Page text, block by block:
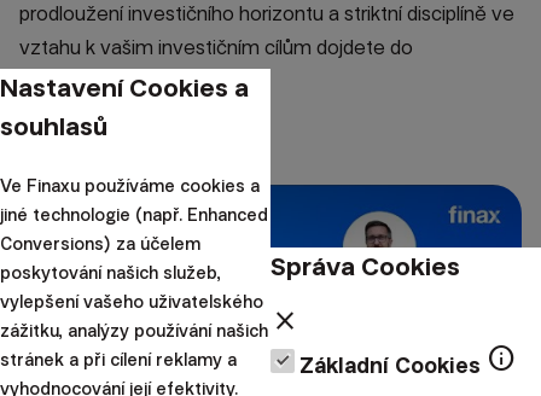
prodloužení investičního horizontu a striktní disciplíně ve
vztahu k vašim investičním cílům dojdete do
investičního zenu.
Nastavení Cookies a
souhlasů
Ve Finaxu používáme cookies a
jiné technologie (např. Enhanced
Conversions) za účelem
poskytování našich služeb,
vylepšení vašeho uživatelského
zážitku, analýzy používání našich
stránek a při cílení reklamy a
vyhodnocování její efektivity.
Správa Cookies
close
Základní Cookies info